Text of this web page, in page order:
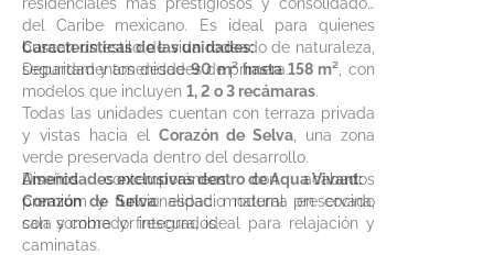
del Caribe mexicano. Es ideal para quienes
buscan un estilo de vida rodeado de naturaleza,
seguridad y amenidades de primera.
Características de las unidades:
Departamentos desde90 m² hasta 158 m² , con
modelos que incluyen 1, 2 o 3 recámaras.
Todas las unidades cuentan con terraza privada
y vistas hacia el Corazón de Selva , una zona
verde preservada dentro del desarrollo.
Diseños contemporáneos con acabados
premium y funcionalidad moderna en cocina,
sala y comedor integrados.
Amenidades exclusivas dentro de Aqua Vivant:
Corazón de Selva: espacio natural preservado
con sombra y frescura, ideal para relajación y
caminatas.